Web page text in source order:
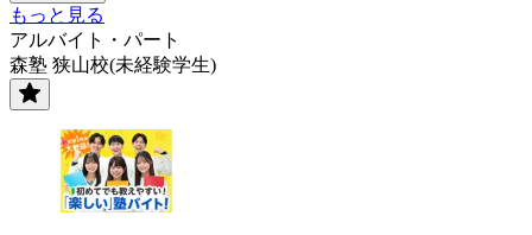
もっと見る
アルバイト・パート
森塾 狭山校(未経験学生)